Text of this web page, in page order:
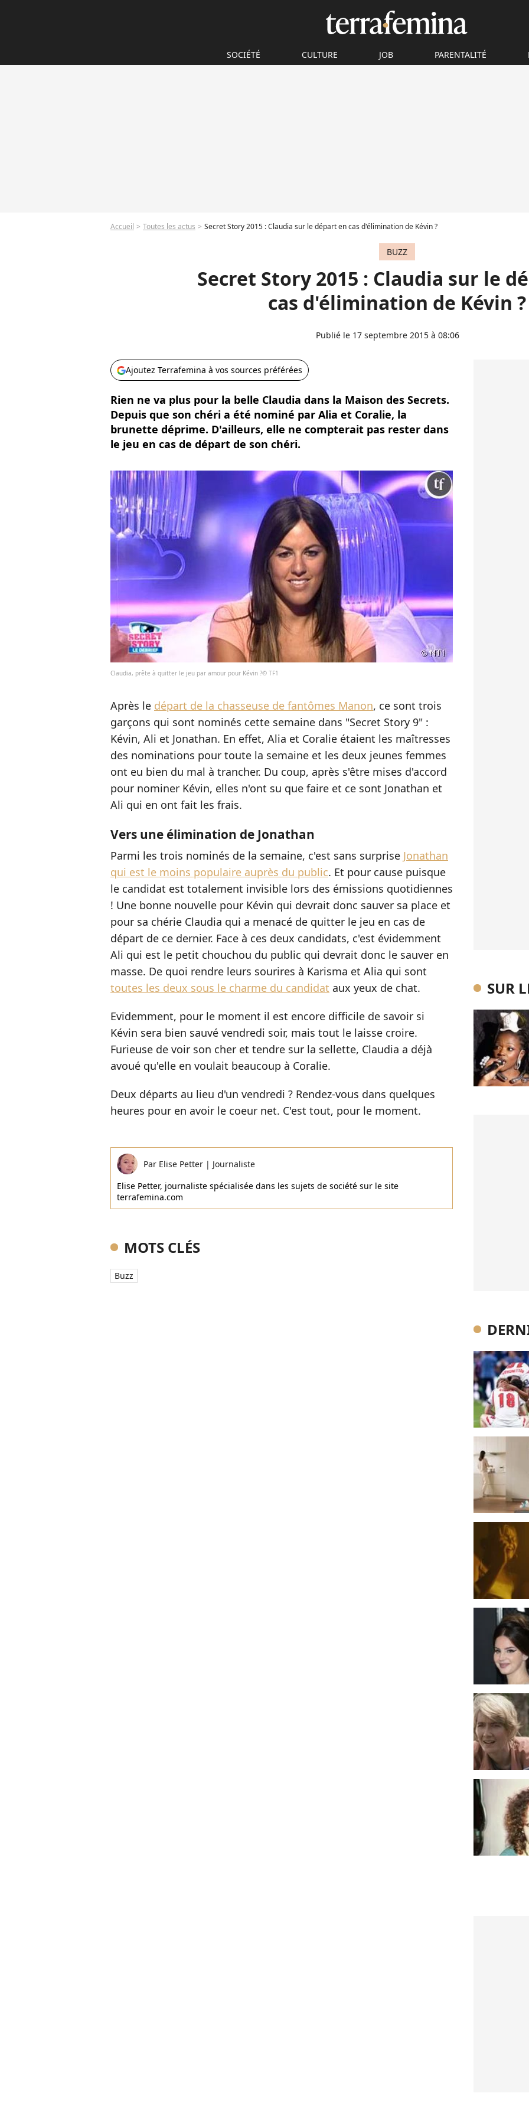
SOCIÉTÉ CULTURE JOB PARENTALITÉ
Accueil Toutes les actus Secret Story 2015 : Claudia sur le départ en cas d'élimination de Kévin ?
BUZZ
Secret Story 2015 : Claudia sur le
cas d'élimination de Kévin ?
Publié le 17 septembre 2015 à 08:06
Ajoutez Terrafemina à vos sources préférées
Rien ne va plus pour la belle Claudia dans la Maison des Secrets.
Depuis que son chéri a été nominé par Alia et Coralie, la
brunette déprime. D'ailleurs, elle ne compterait pas rester dans
le jeu en cas de départ de son chéri.
Claudia, prête à quitter le jeu par amour pour Kévin ?© TF1
Après le départ de la chasseuse de fantômes Manon, ce sont trois
garçons qui sont nominés cette semaine dans "Secret Story 9" :
Kévin, Ali et Jonathan. En effet, Alia et Coralie étaient les maîtresses
des nominations pour toute la semaine et les deux jeunes femmes
ont eu bien du mal à trancher. Du coup, après s'être mises d'accord
pour nominer Kévin, elles n'ont su que faire et ce sont Jonathan et
Ali qui en ont fait les frais.
Vers une élimination de Jonathan
Parmi les trois nominés de la semaine, c'est sans surprise Jonathan
qui est le moins populaire auprès du public. Et pour cause puisque
le candidat est totalement invisible lors des émissions quotidiennes
! Une bonne nouvelle pour Kévin qui devrait donc sauver sa place et
pour sa chérie Claudia qui a menacé de quitter le jeu en cas de
départ de ce dernier. Face à ces deux candidats, c'est évidemment
Ali qui est le petit chouchou du public qui devrait donc le sauver en
masse. De quoi rendre leurs sourires à Karisma et Alia qui sont
toutes les deux sous le charme du candidat aux yeux de chat.
Evidemment, pour le moment il est encore difficile de savoir si
Kévin sera bien sauvé vendredi soir, mais tout le laisse croire.
Furieuse de voir son cher et tendre sur la sellette, Claudia a déjà
avoué qu'elle en voulait beaucoup à Coralie.
Deux départs au lieu d'un vendredi ? Rendez-vous dans quelques
heures pour en avoir le coeur net. C'est tout, pour le moment.
Par Elise Petter | Journaliste
Elise Petter, journaliste spécialisée dans les sujets de société sur le site
terrafemina.com
MOTS CLÉS
Buzz
SUR